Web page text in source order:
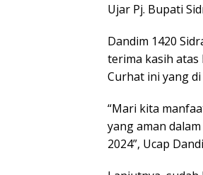
Ujar Pj. Bupati
Dandim 1420
terima kasih atas
Curhat ini yang
“Mari kita
yang aman
2024”, Ucap